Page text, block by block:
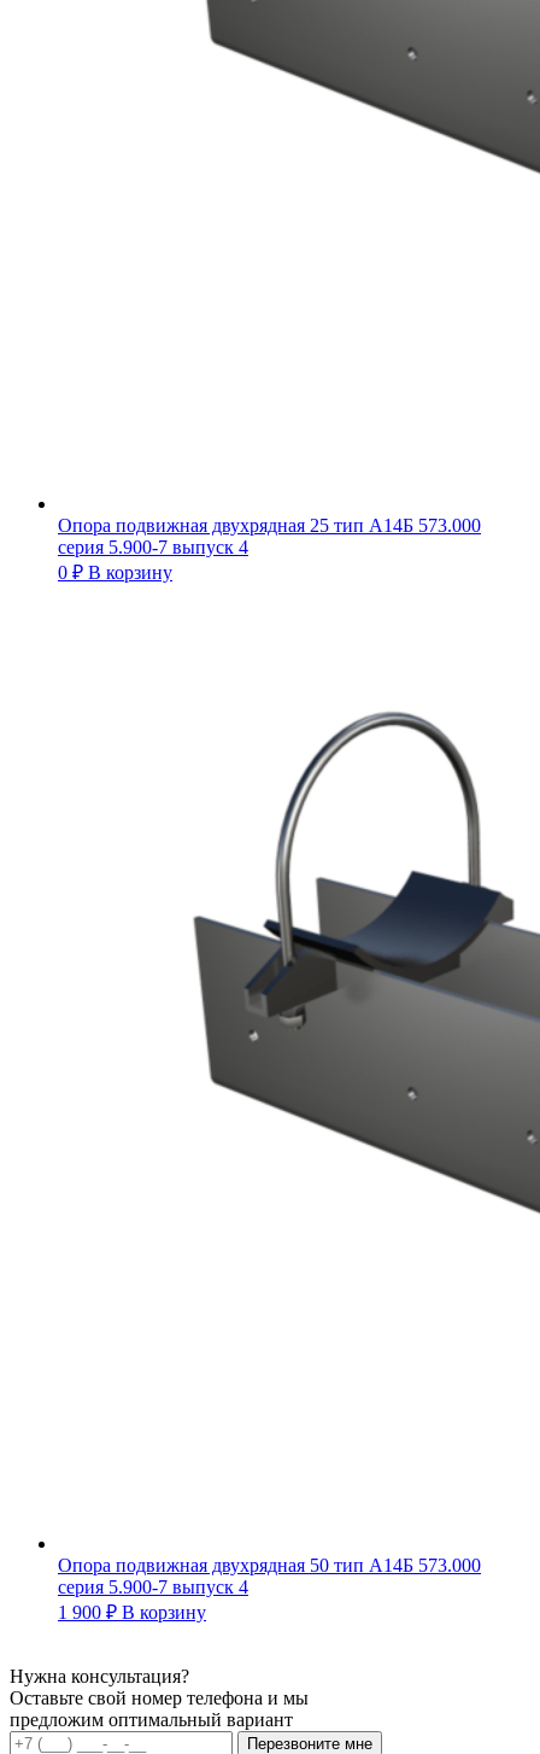
Опора подвижная двухрядная 25 тип А14Б 573.000
серия 5.900-7 выпуск 4
0 ₽ В корзину
Опора подвижная двухрядная 50 тип А14Б 573.000
серия 5.900-7 выпуск 4
1 900 ₽ В корзину
Нужна консультация?
Оставьте свой номер телефона и мы
предложим оптимальный вариант
Перезвоните мне